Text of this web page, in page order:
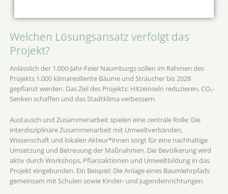
Welchen Lösungsansatz verfolgt das
Projekt?
Anlässlich der 1.000-Jahr-Feier Naumburgs sollen im Rahmen des
Projekts 1.000 klimaresiliente Bäume und Sträucher bis 2028
gepflanzt werden. Das Ziel des Projekts: Hitzeinseln reduzieren, CO₂-
Senken schaffen und das Stadtklima verbessern.
Austausch und Zusammenarbeit spielen eine zentrale Rolle: Die
interdisziplinäre Zusammenarbeit mit Umweltverbänden,
Wissenschaft und lokalen Akteur*innen sorgt für eine nachhaltige
Umsetzung und Betreuung der Maßnahmen. Die Bevölkerung wird
aktiv durch Workshops, Pflanzaktionen und Umweltbildung in das
Projekt eingebunden. Ein Beispiel: Die Anlage eines Baumlehrpfads
gemeinsam mit Schulen sowie Kinder- und Jugendeinrichtungen.